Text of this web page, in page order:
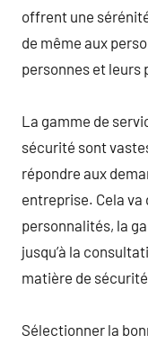
offrent une
de même aux
personnes et leurs
La gamme de
sécurité sont
répondre aux
entreprise. Cela
personnalités, la
jusqu’à la
matière de
Sélectionner la